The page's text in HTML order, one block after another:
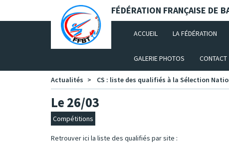
Panneau de gestion des cookies FÉDÉRATION FRANÇAISE DE
ACCUEIL (CURRENT)
LA FÉDÉRATION
GALERIE PHOTOS CONTACT
Actualités CS : liste des qualifiés à la Sélection
Le 26/03
Compétitions
Retrouver ici la liste des qualifiés par site :